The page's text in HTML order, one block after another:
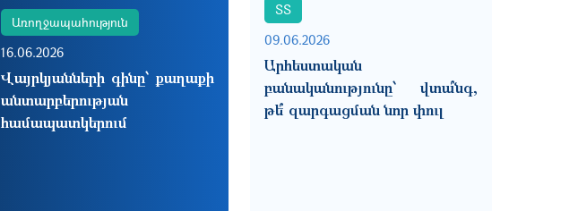
Առողջապահություն
16.06.2026
Վայրկյանների գինը՝ քաղաքի
անտարբերության
համապատկերում
ՏՏ
09.06.2026
Արհեստական
բանականությունը՝ վտա՞նգ,
թե՞ զարգացման նոր փուլ